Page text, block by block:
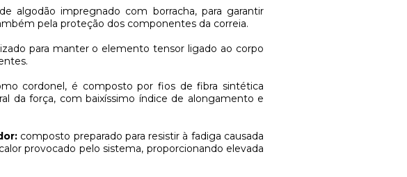
algodão impregnado com borracha, para garantir
pela proteção dos componentes da correia.
para manter o elemento tensor ligado ao corpo
cordonel, é composto por fios de fibra sintética
da força, com baixíssimo índice de alongamento e
composto preparado para resistir à fadiga causada
provocado pelo sistema, proporcionando elevada